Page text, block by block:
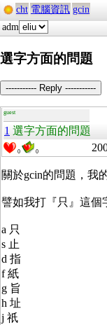
cht 電腦資訊 gcin
adm
選字方面的問題
----------- Reply -----------
guest
1 選字方面的問題
0 0
關於gcin的問題，我
譬如我打『只』這個
a 只
s 止
d 指
f 紙
g 旨
h 址
j 祇